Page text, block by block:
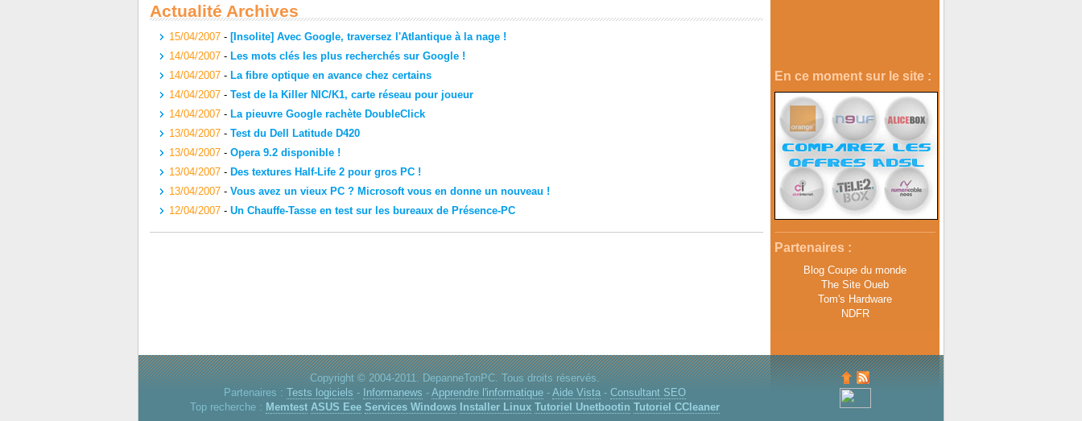
En ce moment sur le site :
Partenaires :
Blog Coupe du monde
The Site Oueb
Tom's Hardware
NDFR
Actualité Archives
15/04/2007- [Insolite] Avec Google, traversez l'Atlantique à la nage !
14/04/2007- Les mots clés les plus recherchés sur Google !
14/04/2007- La fibre optique en avance chez certains
14/04/2007- Test de la Killer NIC/K1, carte réseau pour joueur
14/04/2007- La pieuvre Google rachète DoubleClick
13/04/2007- Test du Dell Latitude D420
13/04/2007- Opera 9.2 disponible !
13/04/2007- Des textures Half-Life 2 pour gros PC !
13/04/2007- Vous avez un vieux PC ? Microsoft vous en donne un nouveau !
12/04/2007- Un Chauffe-Tasse en test sur les bureaux de Présence-PC
Copyright © 2004-2011. DepanneTonPC. Tous droits réservés.
Partenaires : Tests logiciels - Informanews - Apprendre l'informatique- Aide Vista- Consultant SEO
Top recherche : Memtest ASUS Eee Services Windows Installer Linux Tutoriel Unetbootin Tutoriel CCleaner